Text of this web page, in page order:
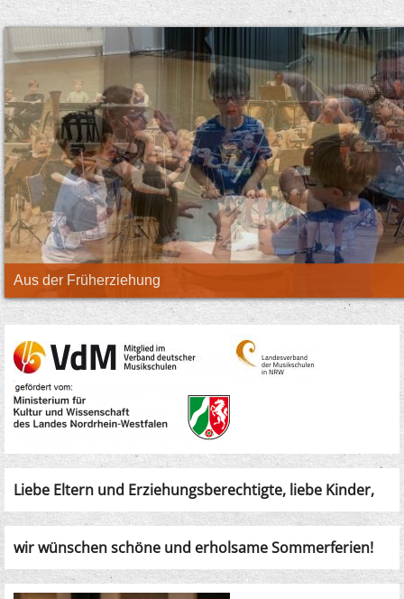
Jubiläumskonzert des Jugendsinfonieorchesters 2023
Liebe Eltern und Erziehungsberechtigte, liebe Kinder,
wir wünschen schöne und erholsame Sommerferien!